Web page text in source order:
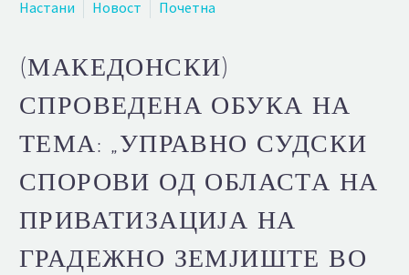
Настани
Новост Почетна
(МАКЕДОНСКИ)
СПРОВЕДЕНА ОБУКА НА
ТЕМА: „УПРАВНО СУДСКИ
СПОРОВИ ОД ОБЛАСТА НА
ПРИВАТИЗАЦИЈА НА
ГРАДЕЖНО ЗЕМЈИШТЕ ВО